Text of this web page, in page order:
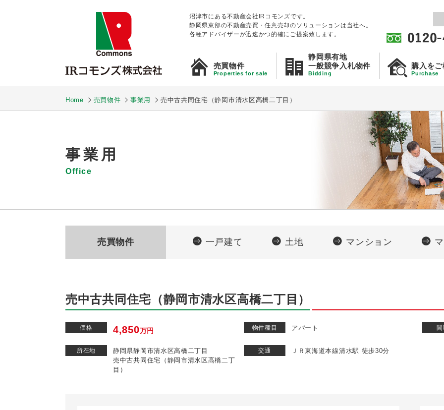
沼津市にある不動産会社IRコモンズです。
静岡県東部の不動産売買・任意売却のソリューションは当社へ。
各種アドバイザーが迅速かつ的確にご提案致します。
売買物件
Properties for sale
静岡県有地
一般競争入札物件
Bidding
購入を
Purchase
Home 売買物件 事業用 売中古共同住宅（静岡市清水区高橋二丁目）
事業用
Office
売買物件 一戸建て 土地 マンション
売中古共同住宅（静岡市清水区高橋二丁目）
価格 4,850万円 物件種目 アパート
所在地
静岡県静岡市清水区高橋二丁目
売中古共同住宅（静岡市清水区高橋二丁
目）
交通 ＪＲ東海道本線清水駅 徒歩30分